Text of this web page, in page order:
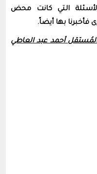
التي كانت محض
بها أيضاً.
أحمد عبد العاطي